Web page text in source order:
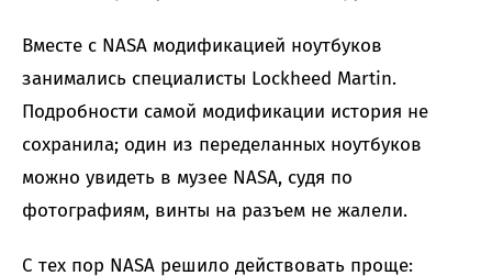
Вместе с NASA модификацией ноутбуков
занимались специалисты Lockheed Martin.
Подробности самой модификации история не
сохранила; один из переделанных ноутбуков
можно увидеть в музее NASA, судя по
фотографиям, винты на разъем не жалели.
С тех пор NASA решило действовать проще: